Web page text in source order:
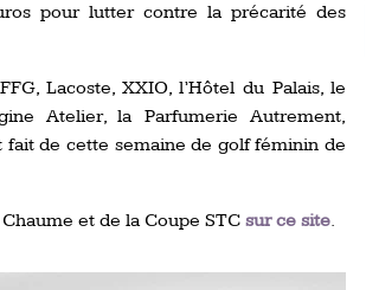
pour lutter contre la précarité des
Lacoste, XXIO, l’Hôtel du Palais, le
Atelier, la Parfumerie Autrement,
fait de cette semaine de golf féminin de
et de la Coupe STC sur ce site.